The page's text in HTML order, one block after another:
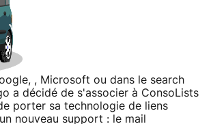
, Microsoft ou dans le search
a décidé de s'associer à ConsoLists
porter sa technologie de liens
nouveau support : le mail